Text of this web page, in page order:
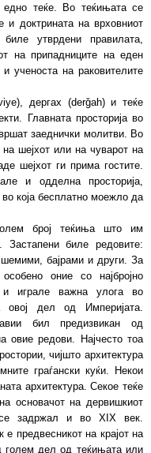
теќе. Во теќињата се
и доктрината на врховниот
утврдени правилата,
на припадниците на еден
ученоста на раковителите
дергах (derǧah) и теќе
Главната просторија во
заеднички молитви. Во
шејхот или на чуварот на
шејхот ги прима гостите.
и одделна просторија,
која бесплатно моежло да
број теќиња што им
Застапени биле редовите:
бајрами и други. За
оние со најбројно
и играле важна улога во
овој дел од Империјата.
бил предизвикан од
овие редови. Најчесто тоа
чијшто архитектура
граѓански куќи. Некои
архитектура. Секое теќе
основачот на дервишкиот
задржал и во XIX век.
предвесникот на крајот на
голем дел од теќињата или